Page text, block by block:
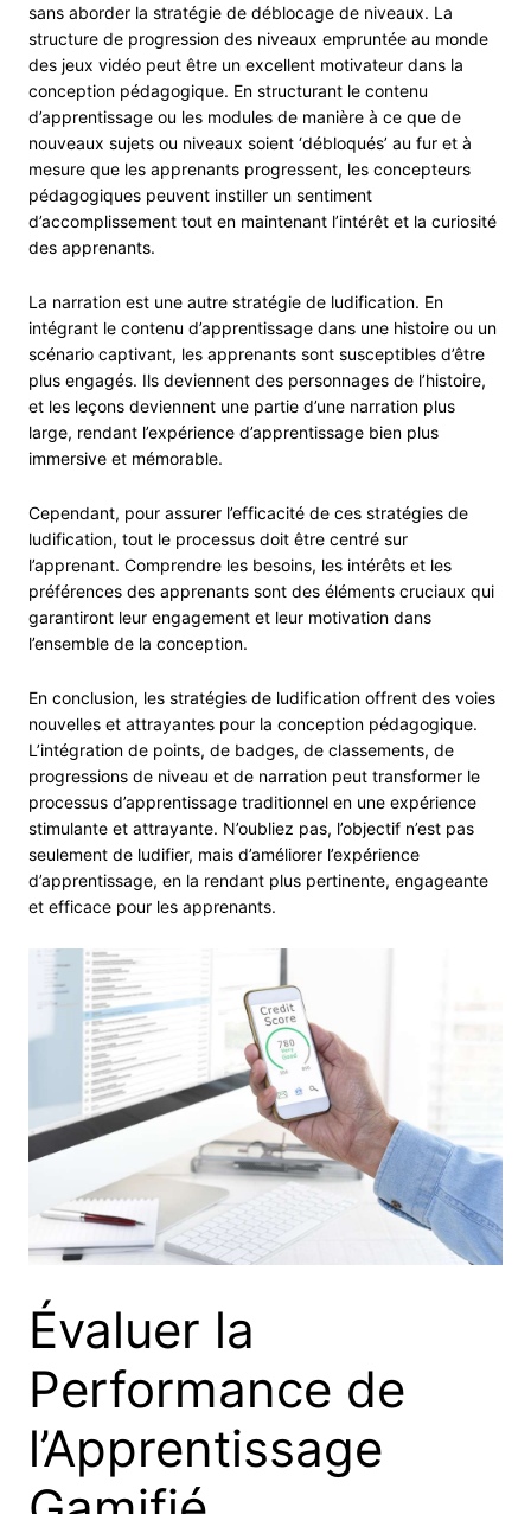
sans aborder la stratégie de déblocage de niveaux. La
structure de progression des niveaux empruntée au monde
des jeux vidéo peut être un excellent motivateur dans la
conception pédagogique. En structurant le contenu
d’apprentissage ou les modules de manière à ce que de
nouveaux sujets ou niveaux soient ‘débloqués’ au fur et à
mesure que les apprenants progressent, les concepteurs
pédagogiques peuvent instiller un sentiment
d’accomplissement tout en maintenant l’intérêt et la curiosité
des apprenants.
La narration est une autre stratégie de ludification. En
intégrant le contenu d’apprentissage dans une histoire ou un
scénario captivant, les apprenants sont susceptibles d’être
plus engagés. Ils deviennent des personnages de l’histoire,
et les leçons deviennent une partie d’une narration plus
large, rendant l’expérience d’apprentissage bien plus
immersive et mémorable.
Cependant, pour assurer l’efficacité de ces stratégies de
ludification, tout le processus doit être centré sur
l’apprenant. Comprendre les besoins, les intérêts et les
préférences des apprenants sont des éléments cruciaux qui
garantiront leur engagement et leur motivation dans
l’ensemble de la conception.
En conclusion, les stratégies de ludification offrent des voies
nouvelles et attrayantes pour la conception pédagogique.
L’intégration de points, de badges, de classements, de
progressions de niveau et de narration peut transformer le
processus d’apprentissage traditionnel en une expérience
stimulante et attrayante. N’oubliez pas, l’objectif n’est pas
seulement de ludifier, mais d’améliorer l’expérience
d’apprentissage, en la rendant plus pertinente, engageante
et efficace pour les apprenants.
Évaluer la
Performance de
l’Apprentissage